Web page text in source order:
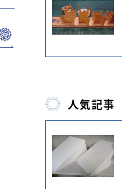
人気記事